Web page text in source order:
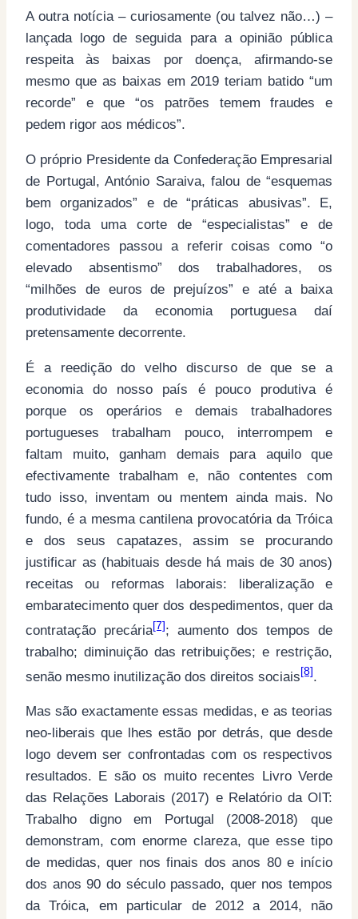
A outra notícia – curiosamente (ou talvez não…) –
lançada logo de seguida para a opinião pública
respeita às baixas por doença, afirmando-se
mesmo que as baixas em 2019 teriam batido “um
recorde” e que “os patrões temem fraudes e
pedem rigor aos médicos”.
O próprio Presidente da Confederação Empresarial
de Portugal, António Saraiva, falou de “esquemas
bem organizados” e de “práticas abusivas”. E,
logo, toda uma corte de “especialistas” e de
comentadores passou a referir coisas como “o
elevado absentismo” dos trabalhadores, os
“milhões de euros de prejuízos” e até a baixa
produtividade da economia portuguesa daí
pretensamente decorrente.
É a reedição do velho discurso de que se a
economia do nosso país é pouco produtiva é
porque os operários e demais trabalhadores
portugueses trabalham pouco, interrompem e
faltam muito, ganham demais para aquilo que
efectivamente trabalham e, não contentes com
tudo isso, inventam ou mentem ainda mais. No
fundo, é a mesma cantilena provocatória da Tróica
e dos seus capatazes, assim se procurando
justificar as (habituais desde há mais de 30 anos)
receitas ou reformas laborais: liberalização e
embaratecimento quer dos despedimentos, quer da
contratação precária[7]; aumento dos tempos de
trabalho; diminuição das retribuições; e restrição,
senão mesmo inutilização dos direitos sociais[8].
Mas são exactamente essas medidas, e as teorias
neo-liberais que lhes estão por detrás, que desde
logo devem ser confrontadas com os respectivos
resultados. E são os muito recentes Livro Verde
das Relações Laborais (2017) e Relatório da OIT:
Trabalho digno em Portugal (2008-2018) que
demonstram, com enorme clareza, que esse tipo
de medidas, quer nos finais dos anos 80 e início
dos anos 90 do século passado, quer nos tempos
da Tróica, em particular de 2012 a 2014, não